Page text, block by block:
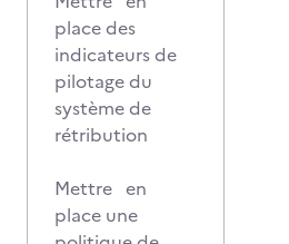
place des
indicateurs de
pilotage du
système de
rétribution
Mettre en
place une